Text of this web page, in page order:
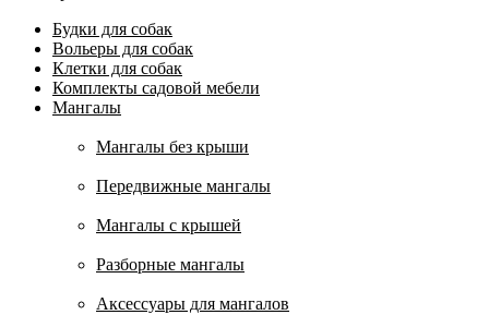
Будки для собак
Вольеры для собак
Клетки для собак
Комплекты садовой мебели
Мангалы
Мангалы без крыши
Передвижные мангалы
Мангалы с крышей
Разборные мангалы
Аксессуары для мангалов